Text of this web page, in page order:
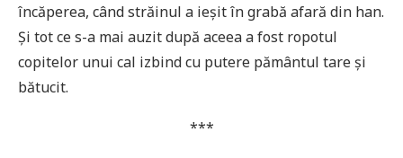
încăperea, când străinul a ieșit în grabă afară din han.
Și tot ce s-a mai auzit după aceea a fost ropotul
copitelor unui cal izbind cu putere pământul tare și
bătucit.
***